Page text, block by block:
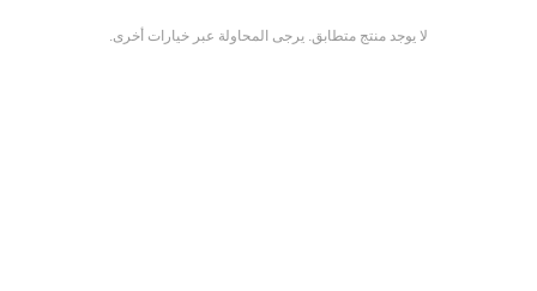
لا يوجد منتج متطابق. يرجى المحاولة عبر خيارات أخرى.